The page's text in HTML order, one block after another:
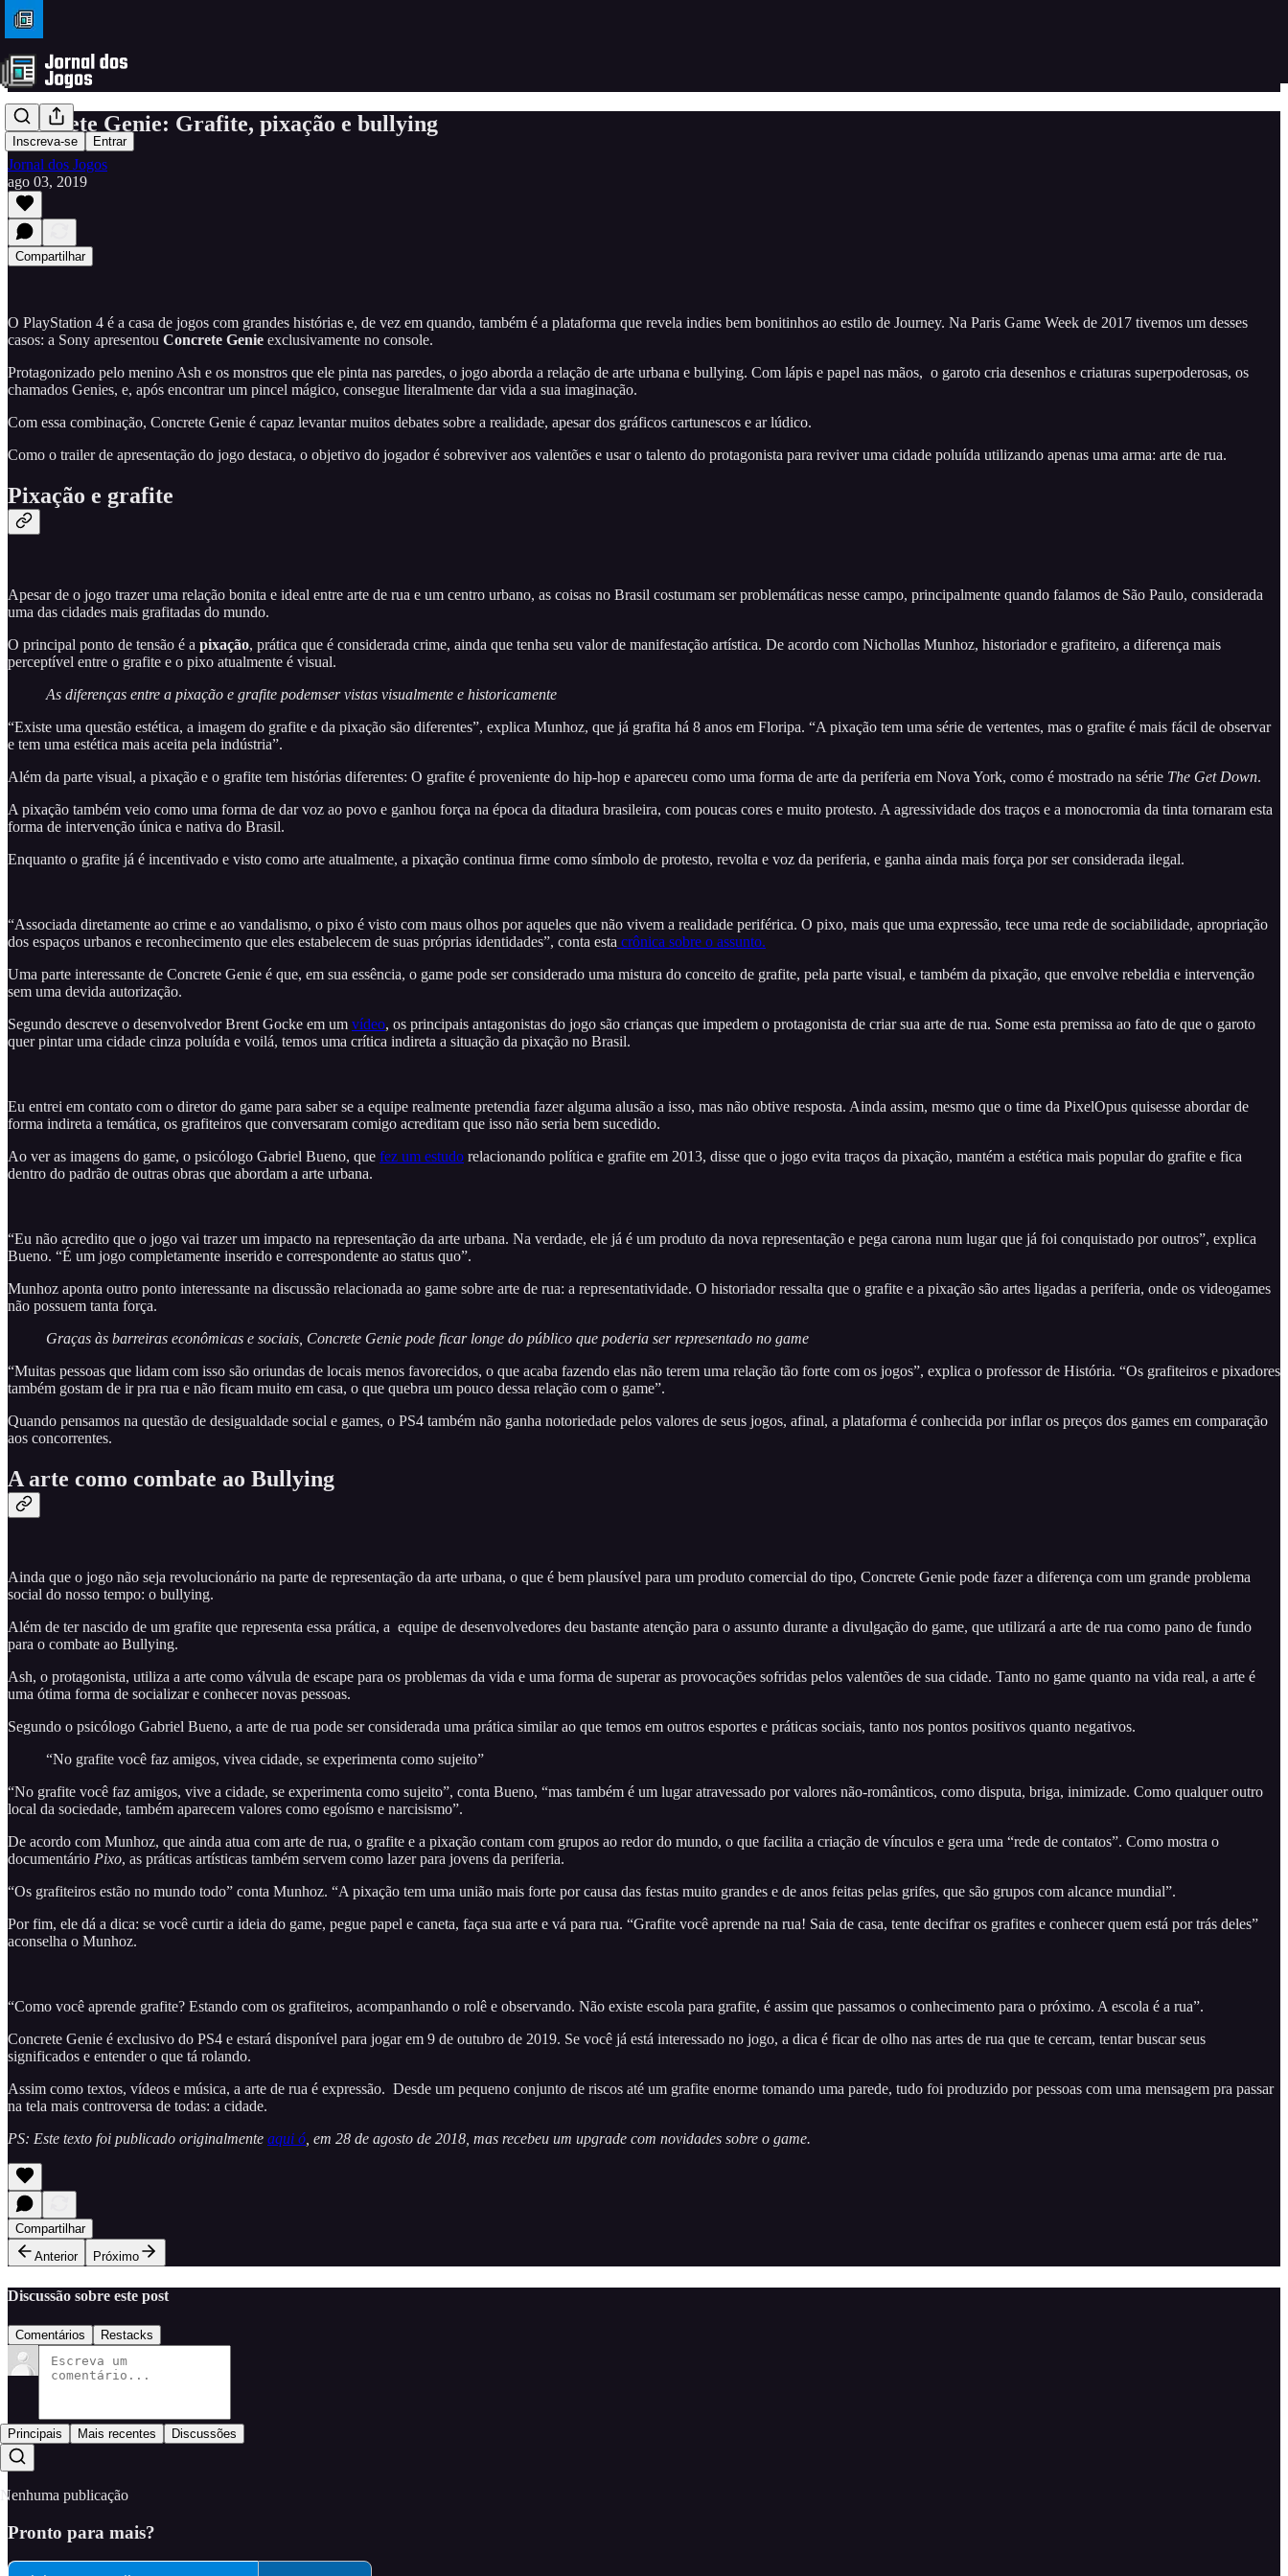
Inscreva-se Entrar
Concrete Genie: Grafite, pixação e bullying
Jornal dos Jogos
ago 03, 2019
Compartilhar
O PlayStation 4 é a casa de jogos com grandes histórias e, de vez em quando, também é a plataforma que revela indies bem bonitinhos ao estilo de Journey. Na Paris Game Week de 2017 tivemos um desses
casos: a Sony apresentou Concrete Genie exclusivamente no console.
Protagonizado pelo menino Ash e os monstros que ele pinta nas paredes, o jogo aborda a relação de arte urbana e bullying. Com lápis e papel nas mãos, o garoto cria desenhos e criaturas superpoderosas, os
chamados Genies, e, após encontrar um pincel mágico, consegue literalmente dar vida a sua imaginação.
Com essa combinação, Concrete Genie é capaz levantar muitos debates sobre a realidade, apesar dos gráficos cartunescos e ar lúdico.
Como o trailer de apresentação do jogo destaca, o objetivo do jogador é sobreviver aos valentões e usar o talento do protagonista para reviver uma cidade poluída utilizando apenas uma arma: arte de rua.
Pixação e grafite
Apesar de o jogo trazer uma relação bonita e ideal entre arte de rua e um centro urbano, as coisas no Brasil costumam ser problemáticas nesse campo, principalmente quando falamos de São Paulo, considerada
uma das cidades mais grafitadas do mundo.
O principal ponto de tensão é a pixação, prática que é considerada crime, ainda que tenha seu valor de manifestação artística. De acordo com Nichollas Munhoz, historiador e grafiteiro, a diferença mais
perceptível entre o grafite e o pixo atualmente é visual.
As diferenças entre a pixação e grafite podemser vistas visualmente e historicamente
“Existe uma questão estética, a imagem do grafite e da pixação são diferentes”, explica Munhoz, que já grafita há 8 anos em Floripa. “A pixação tem uma série de vertentes, mas o grafite é mais fácil de observar
e tem uma estética mais aceita pela indústria”.
Além da parte visual, a pixação e o grafite tem histórias diferentes: O grafite é proveniente do hip-hop e apareceu como uma forma de arte da periferia em Nova York, como é mostrado na série The Get Down.
A pixação também veio como uma forma de dar voz ao povo e ganhou força na época da ditadura brasileira, com poucas cores e muito protesto. A agressividade dos traços e a monocromia da tinta tornaram esta
forma de intervenção única e nativa do Brasil.
Enquanto o grafite já é incentivado e visto como arte atualmente, a pixação continua firme como símbolo de protesto, revolta e voz da periferia, e ganha ainda mais força por ser considerada ilegal.
“Associada diretamente ao crime e ao vandalismo, o pixo é visto com maus olhos por aqueles que não vivem a realidade periférica. O pixo, mais que uma expressão, tece uma rede de sociabilidade, apropriação
dos espaços urbanos e reconhecimento que eles estabelecem de suas próprias identidades”, conta esta crônica sobre o assunto.
Uma parte interessante de Concrete Genie é que, em sua essência, o game pode ser considerado uma mistura do conceito de grafite, pela parte visual, e também da pixação, que envolve rebeldia e intervenção
sem uma devida autorização.
Segundo descreve o desenvolvedor Brent Gocke em um vídeo, os principais antagonistas do jogo são crianças que impedem o protagonista de criar sua arte de rua. Some esta premissa ao fato de que o garoto
quer pintar uma cidade cinza poluída e voilá, temos uma crítica indireta a situação da pixação no Brasil.
Eu entrei em contato com o diretor do game para saber se a equipe realmente pretendia fazer alguma alusão a isso, mas não obtive resposta. Ainda assim, mesmo que o time da PixelOpus quisesse abordar de
forma indireta a temática, os grafiteiros que conversaram comigo acreditam que isso não seria bem sucedido.
Ao ver as imagens do game, o psicólogo Gabriel Bueno, que fez um estudo relacionando política e grafite em 2013, disse que o jogo evita traços da pixação, mantém a estética mais popular do grafite e fica
dentro do padrão de outras obras que abordam a arte urbana.
“Eu não acredito que o jogo vai trazer um impacto na representação da arte urbana. Na verdade, ele já é um produto da nova representação e pega carona num lugar que já foi conquistado por outros”, explica
Bueno. “É um jogo completamente inserido e correspondente ao status quo”.
Munhoz aponta outro ponto interessante na discussão relacionada ao game sobre arte de rua: a representatividade. O historiador ressalta que o grafite e a pixação são artes ligadas a periferia, onde os videogames
não possuem tanta força.
Graças às barreiras econômicas e sociais, Concrete Genie pode ficar longe do público que poderia ser representado no game
“Muitas pessoas que lidam com isso são oriundas de locais menos favorecidos, o que acaba fazendo elas não terem uma relação tão forte com os jogos”, explica o professor de História. “Os grafiteiros e pixadores
também gostam de ir pra rua e não ficam muito em casa, o que quebra um pouco dessa relação com o game”.
Quando pensamos na questão de desigualdade social e games, o PS4 também não ganha notoriedade pelos valores de seus jogos, afinal, a plataforma é conhecida por inflar os preços dos games em comparação
aos concorrentes.
A arte como combate ao Bullying
Ainda que o jogo não seja revolucionário na parte de representação da arte urbana, o que é bem plausível para um produto comercial do tipo, Concrete Genie pode fazer a diferença com um grande problema
social do nosso tempo: o bullying.
Além de ter nascido de um grafite que representa essa prática, a equipe de desenvolvedores deu bastante atenção para o assunto durante a divulgação do game, que utilizará a arte de rua como pano de fundo
para o combate ao Bullying.
Ash, o protagonista, utiliza a arte como válvula de escape para os problemas da vida e uma forma de superar as provocações sofridas pelos valentões de sua cidade. Tanto no game quanto na vida real, a arte é
uma ótima forma de socializar e conhecer novas pessoas.
Segundo o psicólogo Gabriel Bueno, a arte de rua pode ser considerada uma prática similar ao que temos em outros esportes e práticas sociais, tanto nos pontos positivos quanto negativos.
“No grafite você faz amigos, vivea cidade, se experimenta como sujeito”
“No grafite você faz amigos, vive a cidade, se experimenta como sujeito”, conta Bueno, “mas também é um lugar atravessado por valores não-românticos, como disputa, briga, inimizade. Como qualquer outro
local da sociedade, também aparecem valores como egoísmo e narcisismo”.
De acordo com Munhoz, que ainda atua com arte de rua, o grafite e a pixação contam com grupos ao redor do mundo, o que facilita a criação de vínculos e gera uma “rede de contatos”. Como mostra o
documentário Pixo, as práticas artísticas também servem como lazer para jovens da periferia.
“Os grafiteiros estão no mundo todo” conta Munhoz. “A pixação tem uma união mais forte por causa das festas muito grandes e de anos feitas pelas grifes, que são grupos com alcance mundial”.
Por fim, ele dá a dica: se você curtir a ideia do game, pegue papel e caneta, faça sua arte e vá para rua. “Grafite você aprende na rua! Saia de casa, tente decifrar os grafites e conhecer quem está por trás deles”
aconselha o Munhoz.
“Como você aprende grafite? Estando com os grafiteiros, acompanhando o rolê e observando. Não existe escola para grafite, é assim que passamos o conhecimento para o próximo. A escola é a rua”.
Concrete Genie é exclusivo do PS4 e estará disponível para jogar em 9 de outubro de 2019. Se você já está interessado no jogo, a dica é ficar de olho nas artes de rua que te cercam, tentar buscar seus
significados e entender o que tá rolando.
Assim como textos, vídeos e música, a arte de rua é expressão. Desde um pequeno conjunto de riscos até um grafite enorme tomando uma parede, tudo foi produzido por pessoas com uma mensagem pra passar
na tela mais controversa de todas: a cidade.
PS: Este texto foi publicado originalmente aqui ó, em 28 de agosto de 2018, mas recebeu um upgrade com novidades sobre o game.
Compartilhar
Anterior
Próximo
Discussão sobre este post
Comentários Restacks
Principais Mais recentes Discussões
Nenhuma publicação
Pronto para mais?